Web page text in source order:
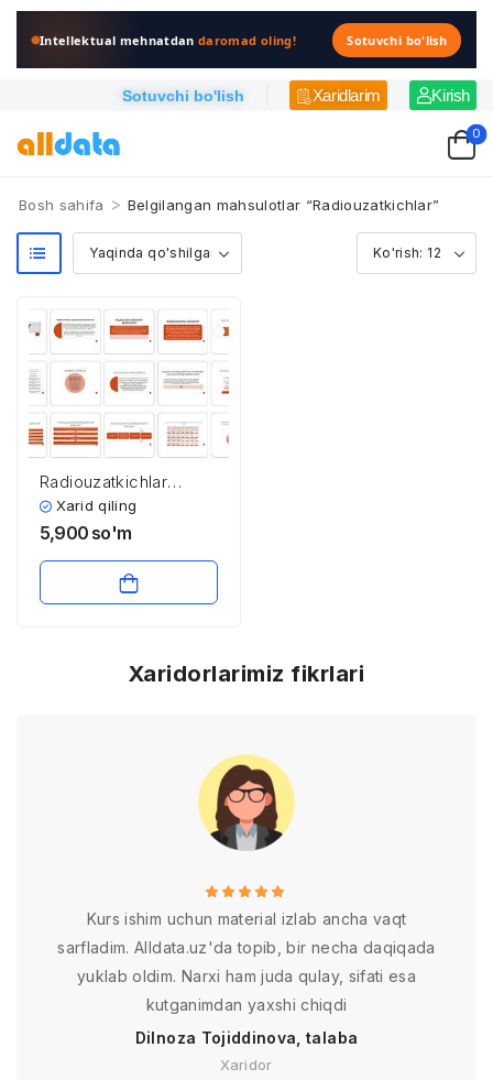
Intellektual mehnatdandaromad oling! Sotuvchi bo'lish
Sotuvchi bo'lish Xaridlarim Kirish
0
Bosh sahifa > Belgilangan mahsulotlar “Radiouzatkichlar”
Radiouzatkichlar
haqida asosiy
ma’lumotlar
Xarid qiling
5,900 so'm
Xaridorlarimiz fikrlari
Kurs ishim uchun material izlab ancha vaqt
sarfladim. Alldata.uz'da topib, bir necha daqiqada
yuklab oldim. Narxi ham juda qulay, sifati esa
kutganimdan yaxshi chiqdi
Dilnoza Tojiddinova, talaba
Xaridor